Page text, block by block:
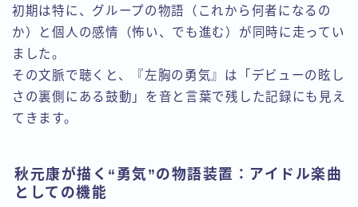
初期は特に、グループの物語（これから何者になるの
か）と個人の感情（怖い、でも進む）が同時に走ってい
ました。
その文脈で聴くと、『左胸の勇気』は「デビューの眩し
さの裏側にある鼓動」を音と言葉で残した記録にも見え
てきます。
秋元康が描く“勇気”の物語装置：アイドル楽曲
としての機能